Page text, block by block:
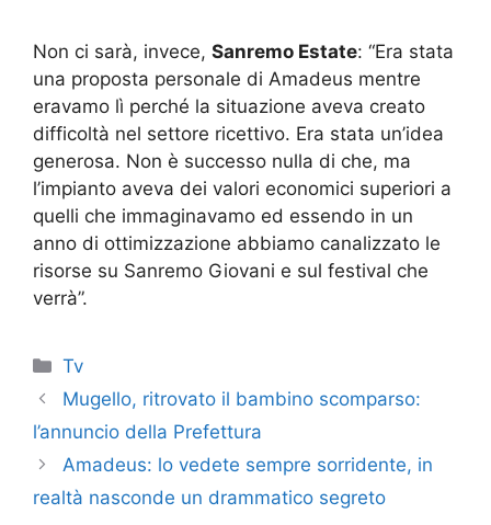
Non ci sarà, invece, Sanremo Estate: “Era stata
una proposta personale di Amadeus mentre
eravamo lì perché la situazione aveva creato
difficoltà nel settore ricettivo. Era stata un’idea
generosa. Non è successo nulla di che, ma
l’impianto aveva dei valori economici superiori a
quelli che immaginavamo ed essendo in un
anno di ottimizzazione abbiamo canalizzato le
risorse su Sanremo Giovani e sul festival che
verrà”.
Categorie
Tv
Mugello, ritrovato il bambino scomparso:
l’annuncio della Prefettura
Amadeus: lo vedete sempre sorridente, in
realtà nasconde un drammatico segreto